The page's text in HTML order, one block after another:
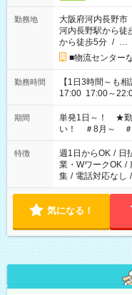
勤務地
大阪府河内長野市
河内長野駅から徒
から徒歩5分 / …
■物流センター
勤務時間
【1日3時間～も相談OK!】 ＜シフト例＞
17:00 17:00～22:00 18:00
お気軽にご相談く
期間
単発1日～！ ★勤
い！ ＃8月～ ＃
特徴 週1日からOK / 日
業・WワークOK /
集 / 電話対応なし /
気になる！